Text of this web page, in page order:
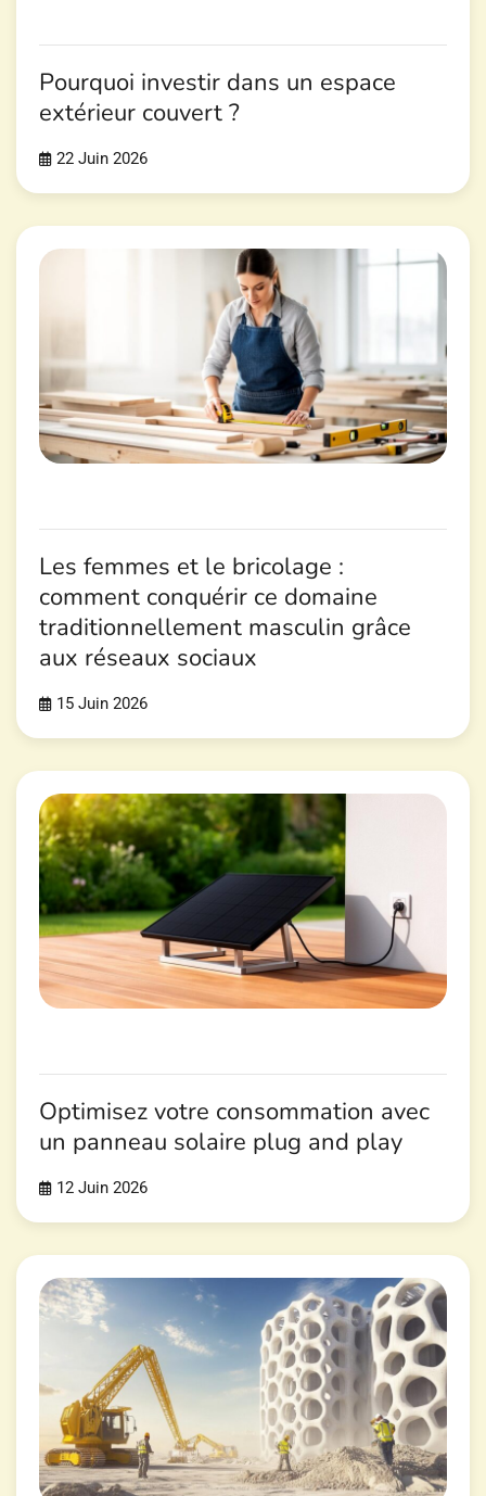
Pourquoi investir dans un espace
extérieur couvert ?
22 Juin 2026
Les femmes et le bricolage :
comment conquérir ce domaine
traditionnellement masculin grâce
aux réseaux sociaux
15 Juin 2026
Optimisez votre consommation avec
un panneau solaire plug and play
12 Juin 2026